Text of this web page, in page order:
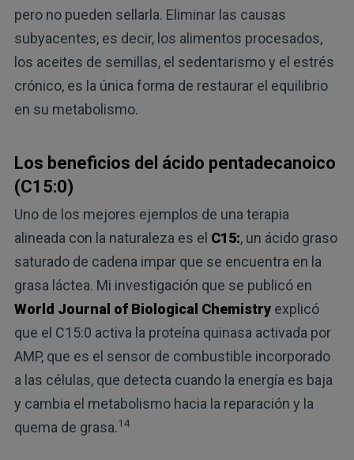
pero no pueden sellarla. Eliminar las causas
subyacentes, es decir, los alimentos procesados,
los aceites de semillas, el sedentarismo y el estrés
crónico, es la única forma de restaurar el equilibrio
en su metabolismo.
Los beneficios del ácido pentadecanoico
(C15:0)
Uno de los mejores ejemplos de una terapia
alineada con la naturaleza es el C15:, un ácido graso
saturado de cadena impar que se encuentra en la
grasa láctea. Mi investigación que se publicó en
World Journal of Biological Chemistryexplicó
que el C15:0 activa la proteína quinasa activada por
AMP, que es el sensor de combustible incorporado
a las células, que detecta cuando la energía es baja
y cambia el metabolismo hacia la reparación y la
quema de grasa.14